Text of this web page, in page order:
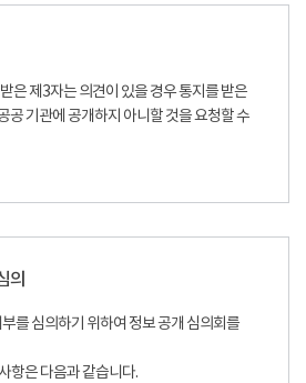
은 제3자는 의견이 있을 경우 통지를 받은
공 기관에 공개하지 아니할 것을 요청할 수
의
를 심의하기 위하여 정보 공개 심의회를
항은 다음과 같습니다.